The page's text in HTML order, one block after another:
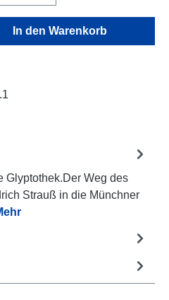
den gewünschten
In den Warenkorb
Glyptothek.Der Weg des
Strauß in die Münchner